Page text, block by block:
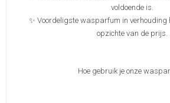
voldoende is.
✨ Voordeligste wasparfum in verhouding
opzichte van de prijs.
Hoe gebruik je onze